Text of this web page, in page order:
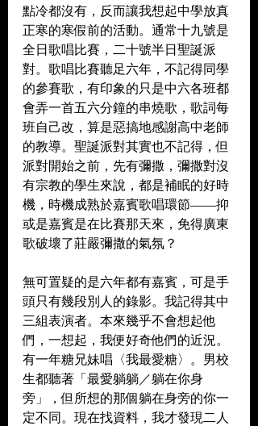
點冷都沒有，反而讓我想起中學放真
正寒的寒假前的活動。通常十九號是
全日歌唱比賽，二十號半日聖誕派
對。歌唱比賽聽足六年，不記得同學
的參賽歌，有印象的只是中六各班都
會弄一首五六分鐘的串燒歌，歌詞每
班自己改，算是惡搞地感謝高中老師
的教導。聖誕派對其實也不記得，但
派對開始之前，先有彌撒，彌撒對沒
有宗教的學生來說，都是補眠的好時
機，時機成熟於嘉賓歌唱環節——抑
或是嘉賓是在比賽那天來，免得廣東
歌破壞了莊嚴彌撒的氣氛？
無可置疑的是六年都有嘉賓，可是手
頭只有幾段別人的錄影。我記得其中
三組表演者。本來幾乎不會想起他
們，一想起，我便好奇他們的近況。
有一年糖兄妹唱〈我最愛糖〉。男校
生都聽著「最愛躺躺／躺在你身
旁」，但所想的那個躺在身旁的你一
定不同。現在找資料，我才發現二人